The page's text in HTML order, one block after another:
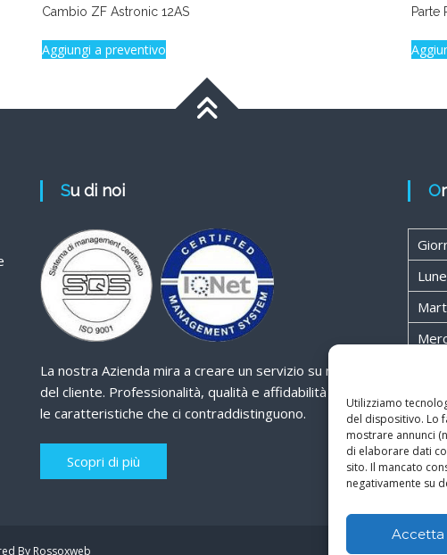
Utilizziamo
del dispositivo. Lo
mostrare annunci
di elaborare dati
sito. Il mancato
negativamente su
Accetta
Cambio ZF Astronic 12AS
Aggiungi a preventivo
Parte
Su di noi
La nostra Azienda mira a creare un servizio su misura
del cliente. Professionalità, qualità e affidabilità sono
le caratteristiche che ci contraddistinguono.
Scopri di più
By Rossoxweb